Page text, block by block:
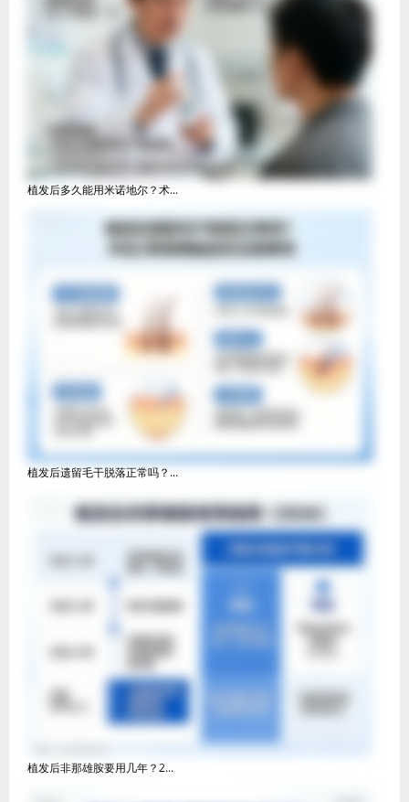
植发后多久能用米诺地尔？术...
植发后遗留毛干脱落正常吗？...
植发后非那雄胺要用几年？2...